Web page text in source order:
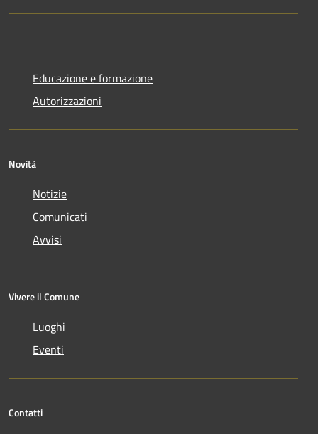
Educazione e formazione
Autorizzazioni
Novità
Notizie
Comunicati
Avvisi
Vivere il Comune
Luoghi
Eventi
Contatti